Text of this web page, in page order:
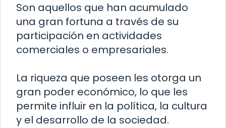
Son aquellos que han acumulado
una gran fortuna a través de su
participación en actividades
comerciales o empresariales.
La riqueza que poseen les otorga un
gran poder económico, lo que les
permite influir en la política, la cultura
y el desarrollo de la sociedad.